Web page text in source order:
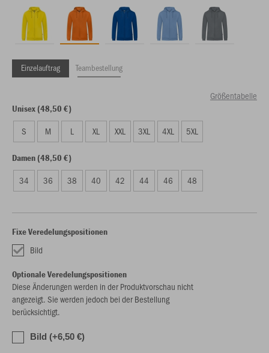
Einzelauftrag Teambestellung
Größentabelle
Unisex (48,50 €)
S M L XL XXL 3XL 4XL 5XL
Damen (48,50 €)
34 36 38 40 42 44 46 48
Fixe Veredelungspositionen
Bild
Optionale Veredelungspositionen
Diese Änderungen werden in der Produktvorschau nicht
angezeigt. Sie werden jedoch bei der Bestellung
berücksichtigt.
Bild (+6,50 €)